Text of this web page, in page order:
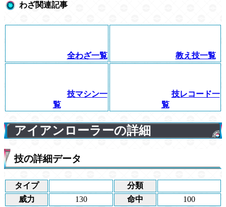
わざ関連記事
全わざ一覧 教え技一覧
技マシン一
覧
技レコード一
覧
アイアンローラーの詳細
技の詳細データ
タイプ
分類
威力
130 命中
100